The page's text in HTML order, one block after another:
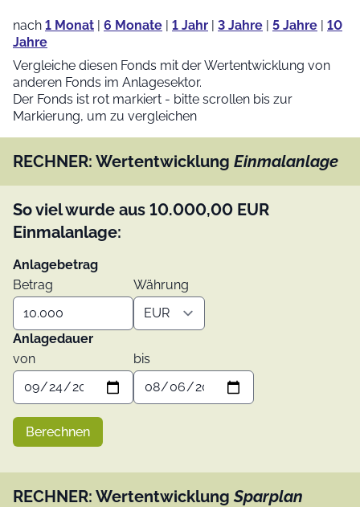
nach 1 Monat | 6 Monate | 1 Jahr | 3 Jahre | 5 Jahre | 10
Jahre
Vergleiche diesen Fonds mit der Wertentwicklung von
anderen Fonds im Anlagesektor.
Der Fonds ist rot markiert - bitte scrollen bis zur
Markierung, um zu vergleichen
RECHNER: Wertentwicklung Einmalanlage
So viel wurde aus 10.000,00 EUR
Einmalanlage:
Anlagebetrag
Betrag
Währung
Anlagedauer
von
bis
Berechnen
RECHNER: WertentwicklungSparplan